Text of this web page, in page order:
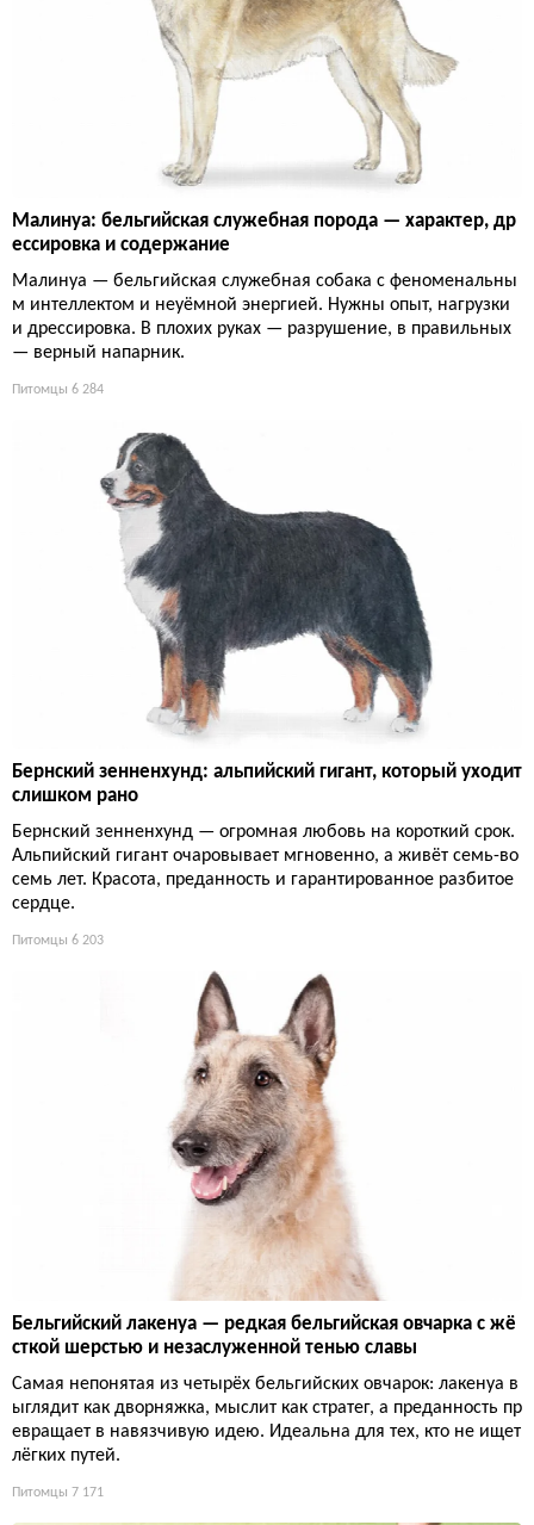
Малинуа: бельгийская служебная порода — характер, др
ессировка и содержание
Малинуа — бельгийская служебная собака с феноменальны
м интеллектом и неуёмной энергией. Нужны опыт, нагрузки
и дрессировка. В плохих руках — разрушение, в правильных
— верный напарник.
Питомцы 6 284
Бернский зенненхунд: альпийский гигант, который уходит
слишком рано
Бернский зенненхунд — огромная любовь на короткий срок.
Альпийский гигант очаровывает мгновенно, а живёт семь-во
семь лет. Красота, преданность и гарантированное разбитое
сердце.
Питомцы 6 203
Бельгийский лакенуа — редкая бельгийская овчарка с жё
сткой шерстью и незаслуженной тенью славы
Самая непонятая из четырёх бельгийских овчарок: лакенуа в
ыглядит как дворняжка, мыслит как стратег, а преданность пр
евращает в навязчивую идею. Идеальна для тех, кто не ищет
лёгких путей.
Питомцы 7 171